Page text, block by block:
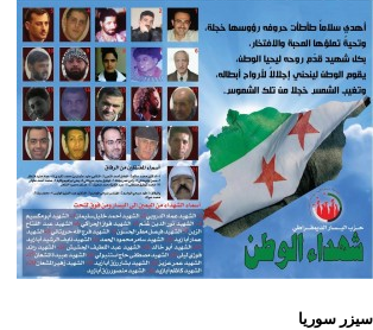
– حزب اليسار الديمقراطي
الضحكة الطفولية
الوطن …منصور الاتاسي .
في قلوبنا
سيزر سوريا